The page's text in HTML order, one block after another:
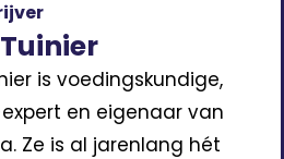
is voedingskundige,
en eigenaar van
Ze is al jarenlang hét